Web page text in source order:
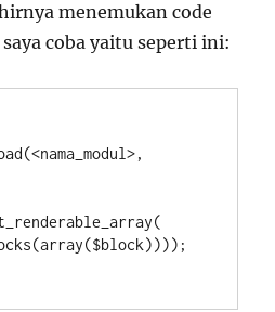
menemukan code
coba yaitu seperti ini: